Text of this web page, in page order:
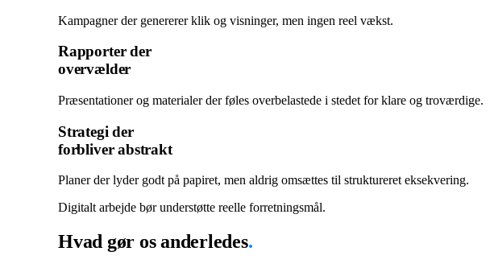
Kampagner der genererer klik og visninger, men ingen reel vækst.
Rapporter der
overvælder
Præsentationer og materialer der føles overbelastede i stedet for klare og troværdige.
Strategi der
forbliver abstrakt
Planer der lyder godt på papiret, men aldrig omsættes til struktureret eksekvering.
Digitalt arbejde bør understøtte reelle forretningsmål.
Hvad gør os anderledes.